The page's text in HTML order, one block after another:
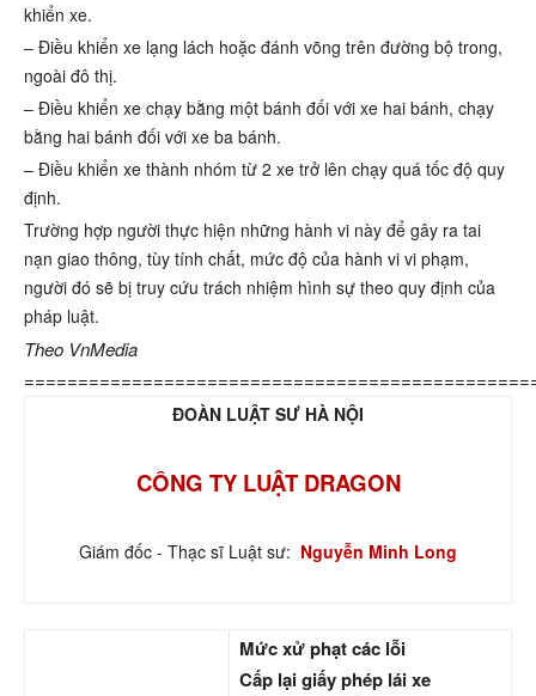
khiển xe.
– Điều khiển xe lạng lách hoặc đánh võng trên đường bộ trong,
ngoài đô thị.
– Điều khiển xe chạy bằng một bánh đối với xe hai bánh, chạy
bằng hai bánh đối với xe ba bánh.
– Điều khiển xe thành nhóm từ 2 xe trở lên chạy quá tốc độ quy
định.
Trường hợp người thực hiện những hành vi này để gây ra tai
nạn giao thông, tùy tính chất, mức độ của hành vi vi phạm,
người đó sẽ bị truy cứu trách nhiệm hình sự theo quy định của
pháp luật.
Theo VnMedia
ĐOÀN LUẬT SƯ HÀ NỘI
CÔNG TY LUẬT DRAGON
Giám đốc - Thạc sĩ Luật sư: Nguyễn Minh Long
Mức xử phạt các lỗi
Cấp lại giấy phép lái xe